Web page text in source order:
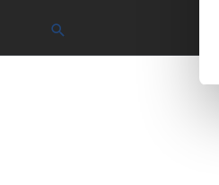
Suchen